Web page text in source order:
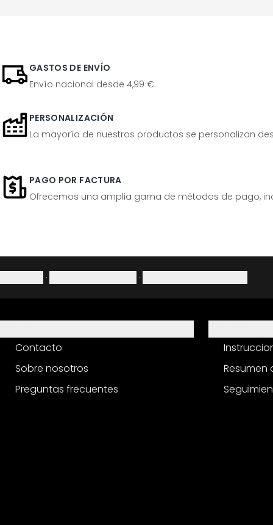
GASTOS DE ENVÍO
Envío nacional desde 4,99 €.
PERSONALIZACIÓN
La mayoría de nuestros productos se personalizan
PAGO POR FACTURA
Ofrecemos una amplia gama de métodos de pago,
· ·
Contacto
Sobre nosotros
Preguntas frecuentes
Resumen